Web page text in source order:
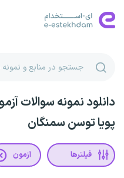
دانلود نمونه سوالات
پویا توسن سمنگان
فیلترها آزمون